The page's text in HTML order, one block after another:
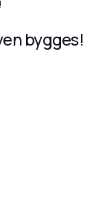
bygges!